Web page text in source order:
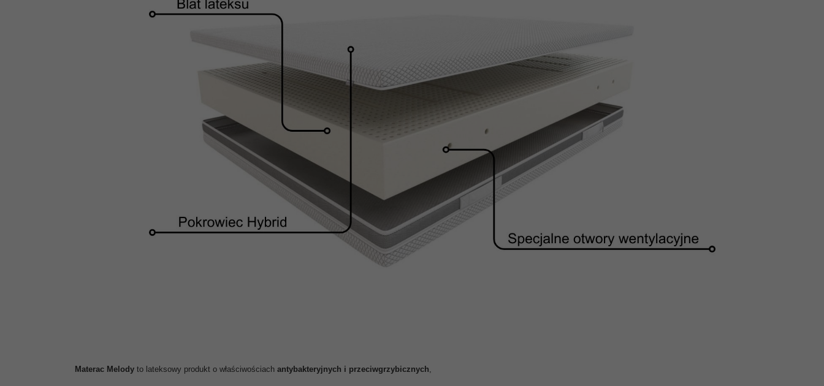
Materac Melody to lateksowy produkt o właściwościach antybakteryjnych i przeciwgrzybicznych,